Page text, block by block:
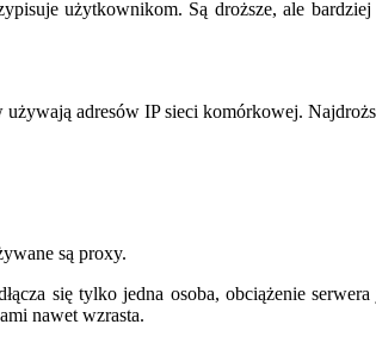
użytkownikom. Są droższe, ale
adresów IP sieci komórkowej.
są proxy.
się tylko jedna osoba, obciążenie
nawet wzrasta.